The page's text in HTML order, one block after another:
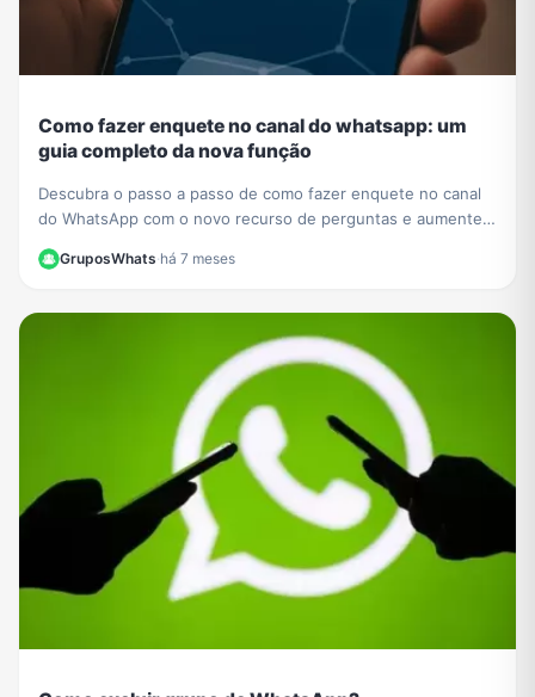
Como fazer enquete no canal do whatsapp: um
guia completo da nova função
Descubra o passo a passo de como fazer enquete no canal
do WhatsApp com o novo recurso de perguntas e aumente a
interação com seus seguidores hoje mesmo.
GruposWhats·há 7 meses